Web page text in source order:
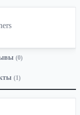
(0)
(1)